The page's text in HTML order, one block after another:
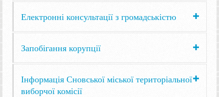
Електронні консультації з громадськістю
Запобігання корупції
Інформація Сновської міської територіальної
виборчої комісії